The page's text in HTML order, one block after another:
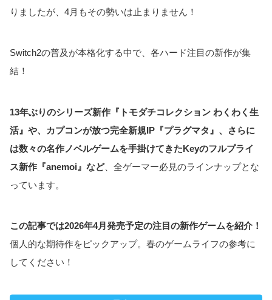
りましたが、4月もその勢いは止まりません！
Switch2の普及が本格化する中で、各ハード注目の新作が集
結！
13年ぶりのシリーズ新作『トモダチコレクション わくわく生
活』や、カプコンが放つ完全新規IP『プラグマタ』、さらに
は数々の名作ノベルゲームを手掛けてきたKeyのフルプライ
ス新作『anemoi』など、全ゲーマー必見のラインナップとな
っています。
この記事では2026年4月発売予定の注目の新作ゲームを紹介！
個人的な期待作をピックアップ。春のゲームライフの参考に
してください！